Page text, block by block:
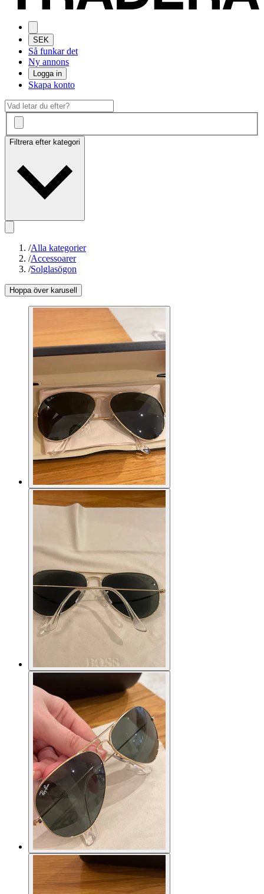
SEK
Så funkar det
Ny annons
Logga in
Skapa konto
Filtrera efter kategori
/Alla kategorier
/Accessoarer
/Solglasögon
Hoppa över karusell